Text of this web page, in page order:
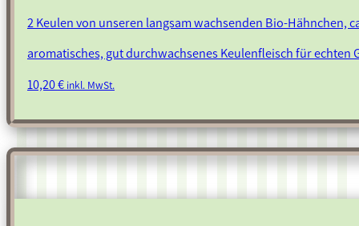
2 Keulen von unseren langsam wachsenden Bio-Hähnchen,
aromatisches, gut durchwachsenes Keulenfleisch für echten
10,20€ inkl. MwSt.